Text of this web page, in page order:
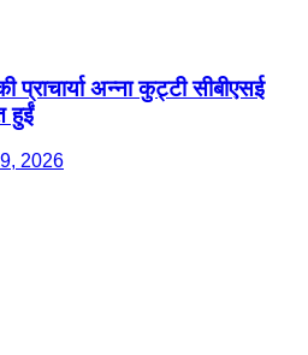
प्राचार्या अन्ना कुट्टी सीबीएसई
हुईं
2026